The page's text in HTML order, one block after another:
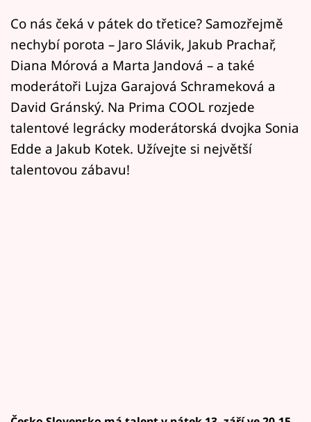
Přihlášení
Sledujte nás
Co nás čeká v pátek do třetice? Samozřejmě
nechybí porota – Jaro Slávik, Jakub Prachař,
Diana Mórová a Marta Jandová – a také
moderátoři Lujza Garajová Schrameková a
David Gránský. Na Prima COOL rozjede
talentové legrácky moderátorská dvojka Sonia
Edde a Jakub Kotek. Užívejte si největší
talentovou zábavu!